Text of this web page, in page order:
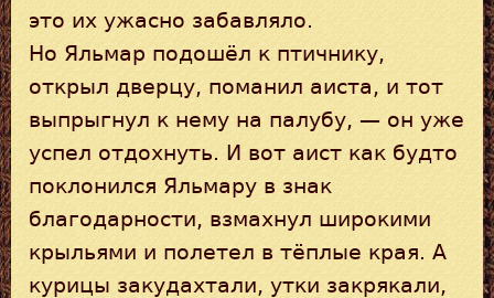
это их ужасно забавляло.
Но Яльмар подошёл к птичнику,
открыл дверцу, поманил аиста, и тот
выпрыгнул к нему на палубу, — он уже
успел отдохнуть. И вот аист как будто
поклонился Яльмару в знак
благодарности, взмахнул широкими
крыльями и полетел в тёплые края. А
курицы закудахтали, утки закрякали,